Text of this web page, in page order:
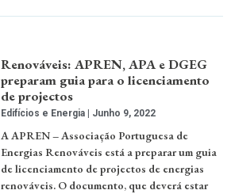
Renováveis: APREN, APA e DGEG
preparam guia para o licenciamento
de projectos
Edifícios e Energia Junho 9, 2022
A APREN – Associação Portuguesa de
Energias Renováveis está a preparar um guia
de licenciamento de projectos de energias
renováveis. O documento, que deverá estar